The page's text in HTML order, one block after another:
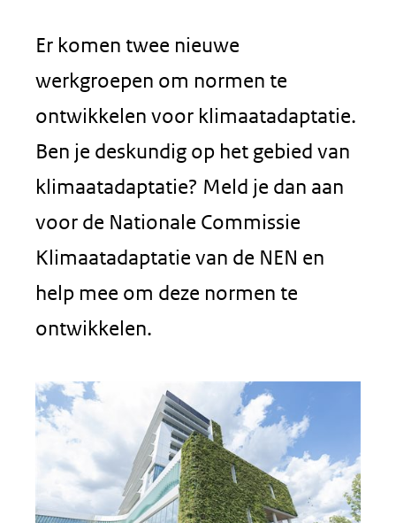
Er komen twee nieuwe
werkgroepen om normen te
ontwikkelen voor klimaatadaptatie.
Ben je deskundig op het gebied van
klimaatadaptatie? Meld je dan aan
voor de Nationale Commissie
Klimaatadaptatie van de NEN en
help mee om deze normen te
ontwikkelen.